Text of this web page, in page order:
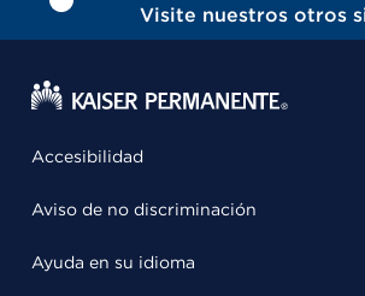
Visite nuestros otros
Accesibilidad
Aviso de no discriminación
Ayuda en su idioma